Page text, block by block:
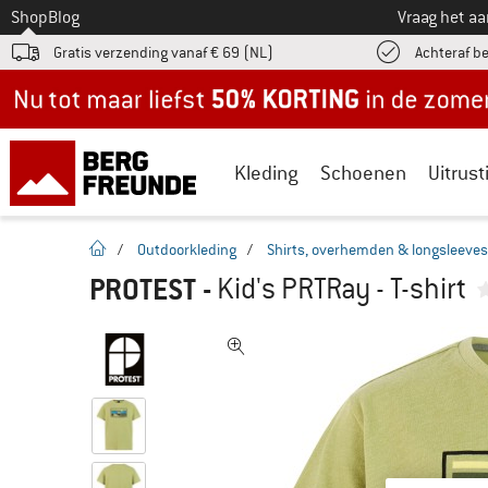
Naar
ShopBlog Vraag het
Gratis verzending vanaf € 69 (NL) Achteraf
Kleding Schoenen
Startpagina
/ Outdoorkleding / Shirts, overhemden & longsleeves
PROTEST - Kid's PRTRay - T-shirt